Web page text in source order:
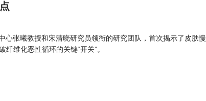
张曦教授和宋清晓研究员领衔的研究团队，首次揭示了皮肤
维化恶性循环的关键“开关”。